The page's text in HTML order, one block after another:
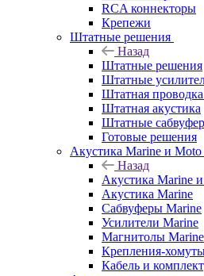
RCA коннекторы
Крепежи
Штатные решения
Назад
Штатные решения
Штатные
Штатная
Штатная акустика
Штатные
Готовые решения
Акустика Marine и Moto
Назад
Акустика Marine
Акустика Marine
Сабвуферы Marine
Усилители Marine
Магнитолы Marine
Крепления-
Кабель и